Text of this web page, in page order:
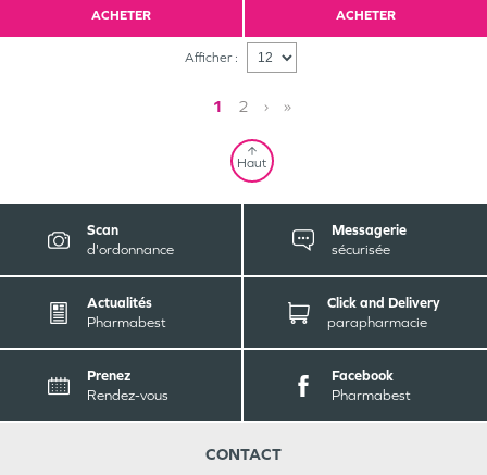
ACHETER ACHETER
Afficher :
1 2 › »
Haut
Scan
d'ordonnance
Messagerie
sécurisée
Actualités
Pharmabest
Click and Delivery
parapharmacie
Prenez
Rendez-vous
Facebook
Pharmabest
CONTACT